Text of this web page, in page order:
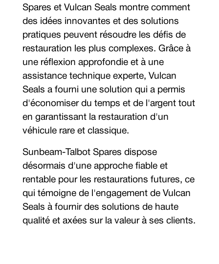
Spares et Vulcan Seals montre comment
des idées innovantes et des solutions
pratiques peuvent résoudre les défis de
restauration les plus complexes. Grâce à
une réflexion approfondie et à une
assistance technique experte, Vulcan
Seals a fourni une solution qui a permis
d'économiser du temps et de l'argent tout
en garantissant la restauration d'un
véhicule rare et classique.
Sunbeam-Talbot Spares dispose
désormais d'une approche fiable et
rentable pour les restaurations futures, ce
qui témoigne de l'engagement de Vulcan
Seals à fournir des solutions de haute
qualité et axées sur la valeur à ses clients.